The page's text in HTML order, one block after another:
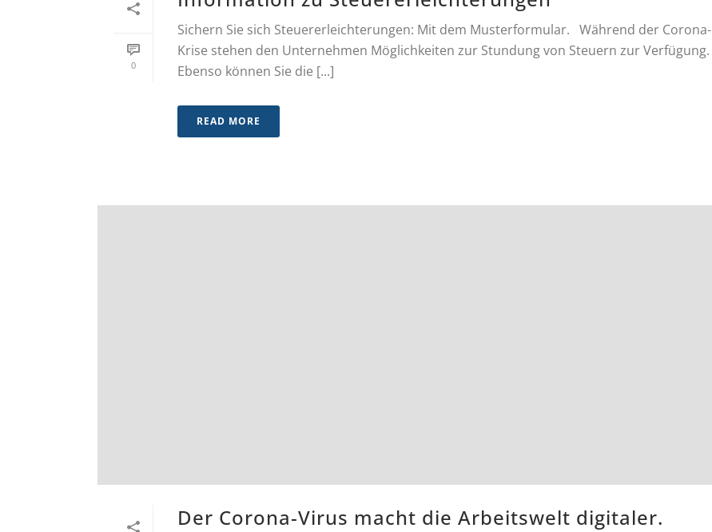
0
Sichern Sie sich Steuererleichterungen: Mit dem Musterformular. Während der Corona-
Krise stehen den Unternehmen Möglichkeiten zur Stundung von Steuern zur Verfügung.
Ebenso können Sie die [...]
READ MORE
Der Corona-Virus macht die Arbeitswelt digitaler.